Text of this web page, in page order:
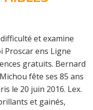
et examine
Proscar ens Ligne
gratuits. Bernard
fête ses 85 ans
le 20 juin 2016. Lex.
et gainés,